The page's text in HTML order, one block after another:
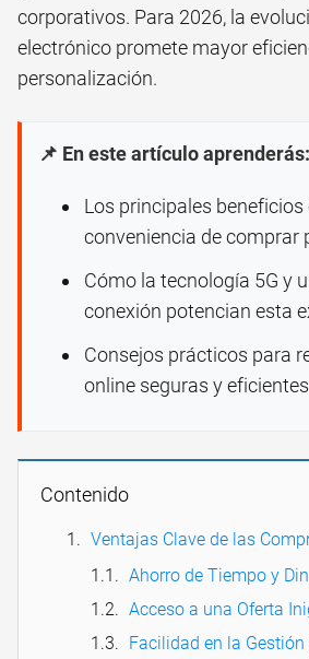
corporativos. Para 2026, la
electrónico promete mayor
personalización.
📌 En este artículo aprenderás:
Los principales
conveniencia de comprar
Cómo la tecnología 5G y
conexión potencian esta
Consejos prácticos para
online seguras y
Contenido
Ventajas Clave de las
Ahorro de Tiempo y
Acceso a una Oferta
Facilidad en la